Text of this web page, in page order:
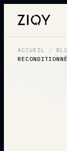
ACCUEIL /